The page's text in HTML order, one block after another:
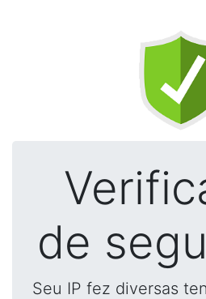
de
Seu IP fez diversas